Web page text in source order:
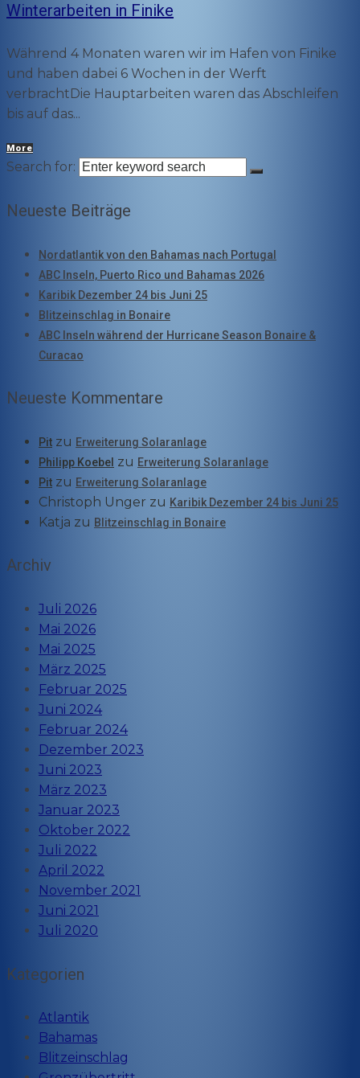
Winterarbeiten in Finike
Während 4 Monaten waren wir im Hafen von Finike
und haben dabei 6 Wochen in der Werft
verbrachtDie Hauptarbeiten waren das Abschleifen
bis auf das...
More
Search for:
Neueste Beiträge
Nordatlantik von den Bahamas nach Portugal
ABC Inseln, Puerto Rico und Bahamas 2026
Karibik Dezember 24 bis Juni 25
Blitzeinschlag in Bonaire
ABC Inseln während der Hurricane Season Bonaire &
Curacao
Neueste Kommentare
Pit zu Erweiterung Solaranlage
Philipp Koebel zu Erweiterung Solaranlage
Pit zu Erweiterung Solaranlage
Christoph Unger zu Karibik Dezember 24 bis Juni 25
Katja zu Blitzeinschlag in Bonaire
Archiv
Juli 2026
Mai 2026
Mai 2025
März 2025
Februar 2025
Juni 2024
Februar 2024
Dezember 2023
Juni 2023
März 2023
Januar 2023
Oktober 2022
Juli 2022
April 2022
November 2021
Juni 2021
Juli 2020
Kategorien
Atlantik
Bahamas
Blitzeinschlag